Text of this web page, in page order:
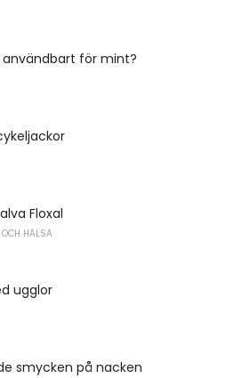
användbart för mint?
Floxal
OCH HÄLSA
ugglor
smycken på nacken